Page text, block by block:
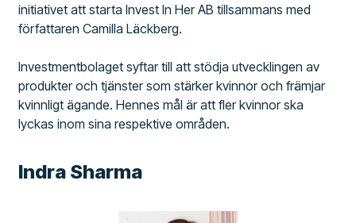
initiativet att starta Invest In Her AB tillsammans med
författaren Camilla Läckberg.
Investmentbolaget syftar till att stödja utvecklingen av
produkter och tjänster som stärker kvinnor och främjar
kvinnligt ägande. Hennes mål är att fler kvinnor ska
lyckas inom sina respektive områden.
Indra Sharma